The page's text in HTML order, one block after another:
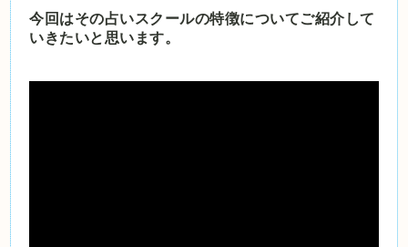
今回はその占いスクールの特徴についてご紹介して
いきたいと思います。